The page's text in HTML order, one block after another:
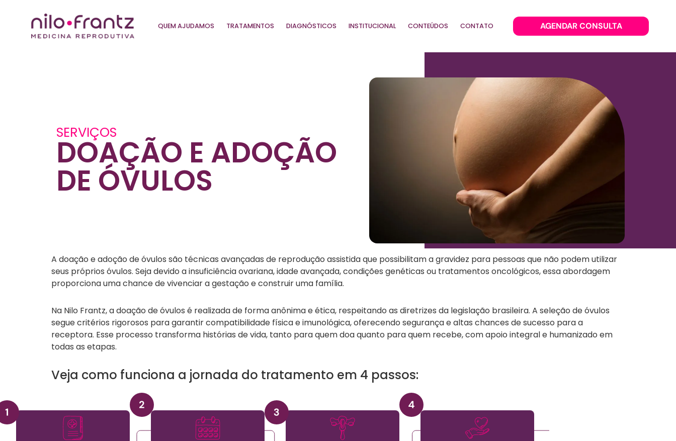
QUEM AJUDAMOS TRATAMENTOS DIAGNÓSTICOS INSTITUCIONAL CONTEÚDOS CONTATO AGENDAR CONSULTA
SERVIÇOS
DOAÇÃO E ADOÇÃO
DE ÓVULOS
A doação e adoção de óvulos são técnicas avançadas de reprodução assistida que possibilitam a gravidez para pessoas que não podem utilizar
seus próprios óvulos. Seja devido a insuficiência ovariana, idade avançada, condições genéticas ou tratamentos oncológicos, essa abordagem
proporciona uma chance de vivenciar a gestação e construir uma família.
Na Nilo Frantz, a doação de óvulos é realizada de forma anônima e ética, respeitando as diretrizes da legislação brasileira. A seleção de óvulos
segue critérios rigorosos para garantir compatibilidade física e imunológica, oferecendo segurança e altas chances de sucesso para a
receptora. Esse processo transforma histórias de vida, tanto para quem doa quanto para quem recebe, com apoio integral e humanizado em
todas as etapas.
Veja como funciona a jornada do tratamento em 4 passos: